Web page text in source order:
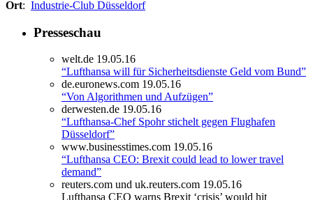
Ort: Industrie-Club Düsseldorf
Presseschau
welt.de 19.05.16
“Lufthansa will für Sicherheitsdienste Geld vom Bund”
de.euronews.com 19.05.16
“Von Algorithmen und Aufzügen”
derwesten.de 19.05.16
“Lufthansa-Chef Spohr stichelt gegen Flughafen
Düsseldorf”
www.businesstimes.com 19.05.16
“Lufthansa CEO: Brexit could lead to lower travel
demand”
reuters.com und uk.reuters.com 19.05.16
Lufthansa CEO warns Brexit ‘crisis’ would hit